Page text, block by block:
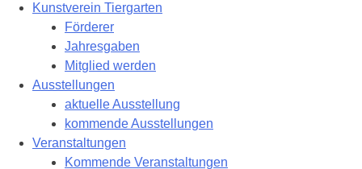
Kunstverein Tiergarten
Förderer
Jahresgaben
Mitglied werden
Ausstellungen
aktuelle Ausstellung
kommende Ausstellungen
Veranstaltungen
Kommende Veranstaltungen